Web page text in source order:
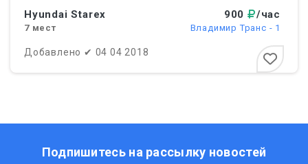
Hyundai Starex 900 /час
7 мест Владимир Транс - 1
Добавлено ✔ 04 04 2018
Подпишитесь на рассылку новостей